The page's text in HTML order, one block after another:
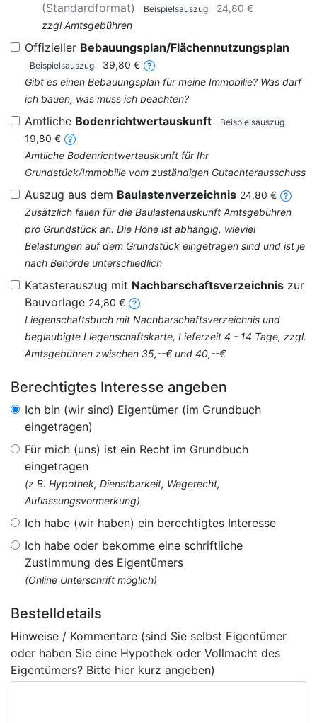
(Standardformat)
Beispielsauszug
24,80 €
zzgl Amtsgebühren
Offizieller Bebauungsplan/Flächennutzungsplan
Beispielsauszug
39,80 €
Gibt es einen Bebauungsplan für meine Immobilie? Was darf
ich bauen, was muss ich beachten?
Amtliche Bodenrichtwertauskunft Beispielsauszug
19,80 €
Amtliche Bodenrichtwertauskunft für Ihr
Grundstück/Immobilie vom zuständigen Gutachterausschuss
Auszug aus dem Baulastenverzeichnis 24,80 €
Zusätzlich fallen für die Baulastenauskunft Amtsgebühren
pro Grundstück an. Die Höhe ist abhängig, wieviel
Belastungen auf dem Grundstück eingetragen sind und ist je
nach Behörde unterschiedlich
Katasterauszug mit Nachbarschaftsverzeichnis zur
Bauvorlage 24,80 €
Liegenschaftsbuch mit Nachbarschaftsverzeichnis und
beglaubigte Liegenschaftskarte, Lieferzeit 4 - 14 Tage, zzgl.
Amtsgebühren zwischen 35,--€ und 40,--€
Berechtigtes Interesse angeben
Ich bin (wir sind) Eigentümer (im Grundbuch
eingetragen)
Für mich (uns) ist ein Recht im Grundbuch
eingetragen
(z.B. Hypothek, Dienstbarkeit, Wegerecht,
Auflassungsvormerkung)
Ich habe (wir haben) ein berechtigtes Interesse
Ich habe oder bekomme eine schriftliche
Zustimmung des Eigentümers
(Online Unterschrift möglich)
Bestelldetails
Hinweise / Kommentare (sind Sie selbst Eigentümer
oder haben Sie eine Hypothek oder Vollmacht des
Eigentümers? Bitte hier kurz angeben)